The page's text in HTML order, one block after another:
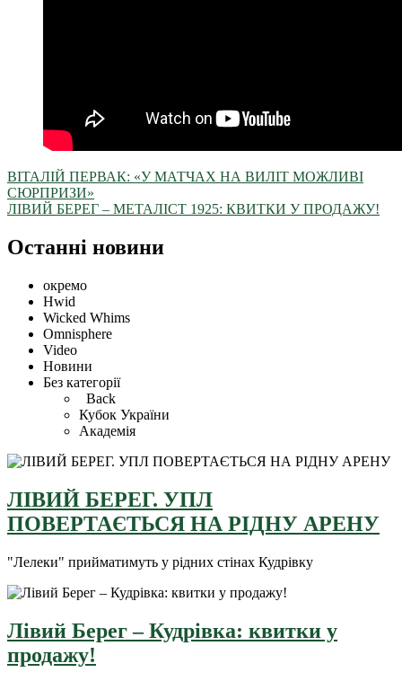
ВІТАЛІЙ ПЕРВАК: «У МАТЧАХ НА ВИЛІТ МОЖЛИВІ
СЮРПРИЗИ»
ЛІВИЙ БЕРЕГ – МЕТАЛІСТ 1925: КВИТКИ У ПРОДАЖУ!
Останні новини
окремо
Hwid
Wicked Whims
Omnisphere
Video
Новини
Без категорії
Back
Кубок України
Академія
ЛІВИЙ БЕРЕГ. УПЛ
ПОВЕРТАЄТЬСЯ НА РІДНУ АРЕНУ
"Лелеки" прийматимуть у рідних стінах Кудрівку
Лівий Берег – Кудрівка: квитки у
продажу!